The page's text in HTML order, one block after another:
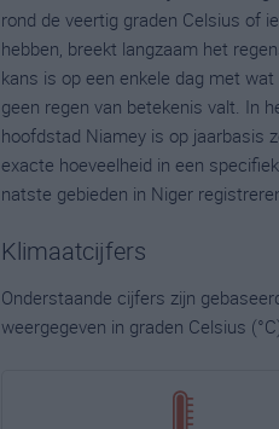
rond de veertig graden Celsius of
hebben, breekt langzaam het
kans is op een enkele dag met
geen regen van betekenis valt. In
hoofdstad Niamey is op jaarbasis
exacte hoeveelheid in een
natste gebieden in Niger
Klimaatcijfers
Onderstaande cijfers zijn
weergegeven in graden Celsius